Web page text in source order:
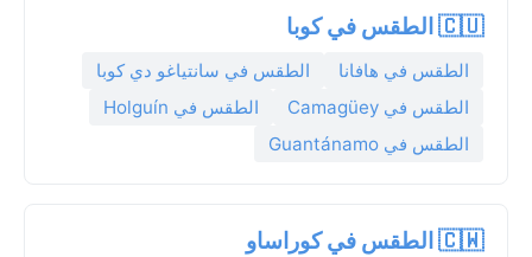
🇨🇺 الطقس في كوبا
الطقس في هافانا
الطقس في سانتياغو دي كوبا
الطقس في Camagüey
الطقس في Holguín
الطقس في Guantánamo
🇨🇼 الطقس في كوراساو